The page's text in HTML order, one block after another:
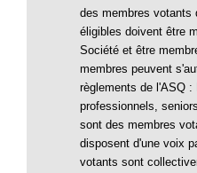
des membres votants
éligibles doivent être
Société et être
membres peuvent
règlements de l'ASQ :
professionnels,
sont des membres
disposent d'une voix
votants sont